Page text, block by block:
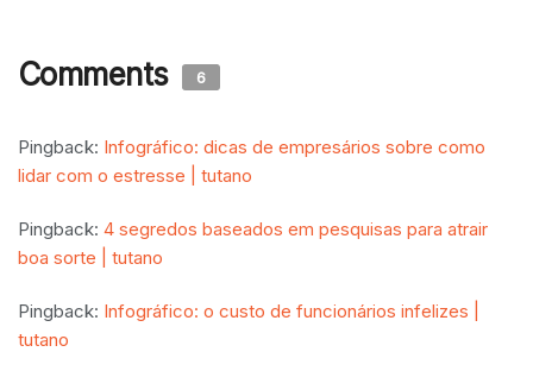
Comments 6
Pingback: Infográfico: dicas de empresários sobre como
lidar com o estresse | tutano
Pingback: 4 segredos baseados em pesquisas para atrair
boa sorte | tutano
Pingback: Infográfico: o custo de funcionários infelizes |
tutano